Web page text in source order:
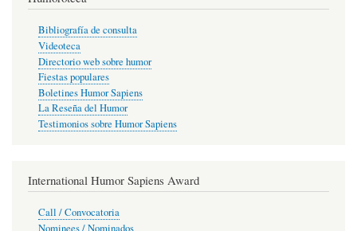
Bibliografía de consulta
Videoteca
Directorio web sobre humor
Fiestas populares
Boletines Humor Sapiens
La Reseña del Humor
Testimonios sobre Humor Sapiens
International Humor Sapiens Award
Call / Convocatoria
Nominees / Nominados